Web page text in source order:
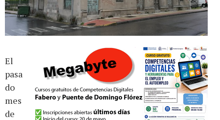
El
pasa
do
mes
de